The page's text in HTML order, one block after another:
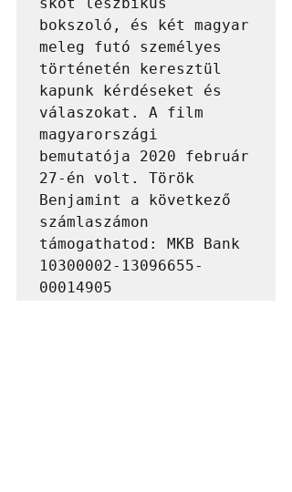
bokszoló, és két magyar
meleg futó személyes
történetén keresztül
kapunk kérdéseket és
válaszokat. A film
magyarországi
bemutatója 2020 február
27-én volt. Török
Benjamint a következő
számlaszámon
támogathatod: MKB Bank
10300002-13096655-
00014905